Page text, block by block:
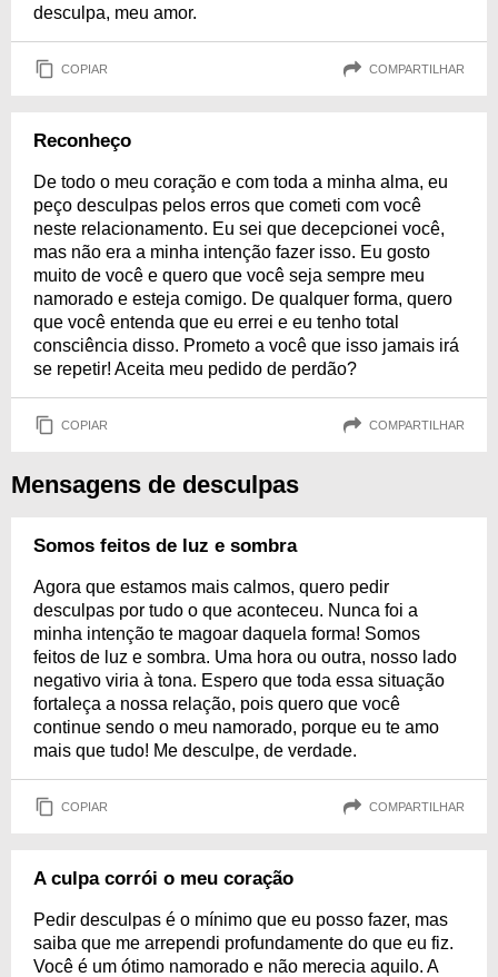
desculpa, meu amor.
COPIAR COMPARTILHAR
Reconheço
De todo o meu coração e com toda a minha alma, eu
peço desculpas pelos erros que cometi com você
neste relacionamento. Eu sei que decepcionei você,
mas não era a minha intenção fazer isso. Eu gosto
muito de você e quero que você seja sempre meu
namorado e esteja comigo. De qualquer forma, quero
que você entenda que eu errei e eu tenho total
consciência disso. Prometo a você que isso jamais irá
se repetir! Aceita meu pedido de perdão?
COPIAR COMPARTILHAR
Mensagens de desculpas
Somos feitos de luz e sombra
Agora que estamos mais calmos, quero pedir
desculpas por tudo o que aconteceu. Nunca foi a
minha intenção te magoar daquela forma! Somos
feitos de luz e sombra. Uma hora ou outra, nosso lado
negativo viria à tona. Espero que toda essa situação
fortaleça a nossa relação, pois quero que você
continue sendo o meu namorado, porque eu te amo
mais que tudo! Me desculpe, de verdade.
COPIAR COMPARTILHAR
A culpa corrói o meu coração
Pedir desculpas é o mínimo que eu posso fazer, mas
saiba que me arrependi profundamente do que eu fiz.
Você é um ótimo namorado e não merecia aquilo. A